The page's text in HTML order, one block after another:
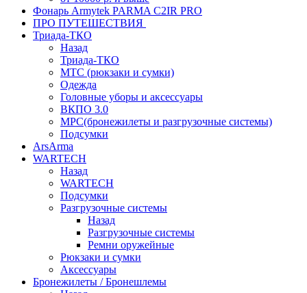
Фонарь Armytek PARMA C2IR PRO
ПРО ПУТЕШЕСТВИЯ
Триада-ТКО
Назад
Триада-ТКО
МТС (рюкзаки и сумки)
Одежда
Головные уборы и аксессуары
ВКПО 3.0
МРС(бронежилеты и разгрузочные системы)
Подсумки
ArsArma
WARTECH
Назад
WARTECH
Подсумки
Разгрузочные системы
Назад
Разгрузочные системы
Ремни оружейные
Рюкзаки и сумки
Аксессуары
Бронежилеты / Бронешлемы